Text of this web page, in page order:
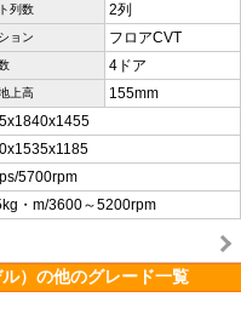
列数 2列
ョン フロアCVT
4ドア
上高 155mm
5700rpm
・m/3600～5200rpm
）の他のグレード一覧